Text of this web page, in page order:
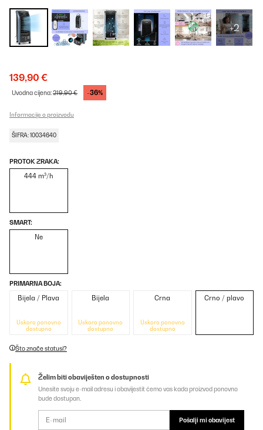
+2
139,90 €
Uvodna cijena:219,90 € -36%
Informacije o proizvodu
ŠIFRA: 10034640
PROTOK ZRAKA:
444 m³/h
SMART:
Ne
PRIMARNA BOJA:
Bijela / Plava
Uskoro ponovno
dostupno
Bijela
Uskoro ponovno
dostupno
Crna
Uskoro ponovno
dostupno
Crno / plavo
Što znače statusi?
Želim biti obaviješten o dostupnosti
Unesite svoju e-mail adresu i obavijestit ćemo vas kada proizvod ponovno
bude dostupan.
Pošalji mi obavijest